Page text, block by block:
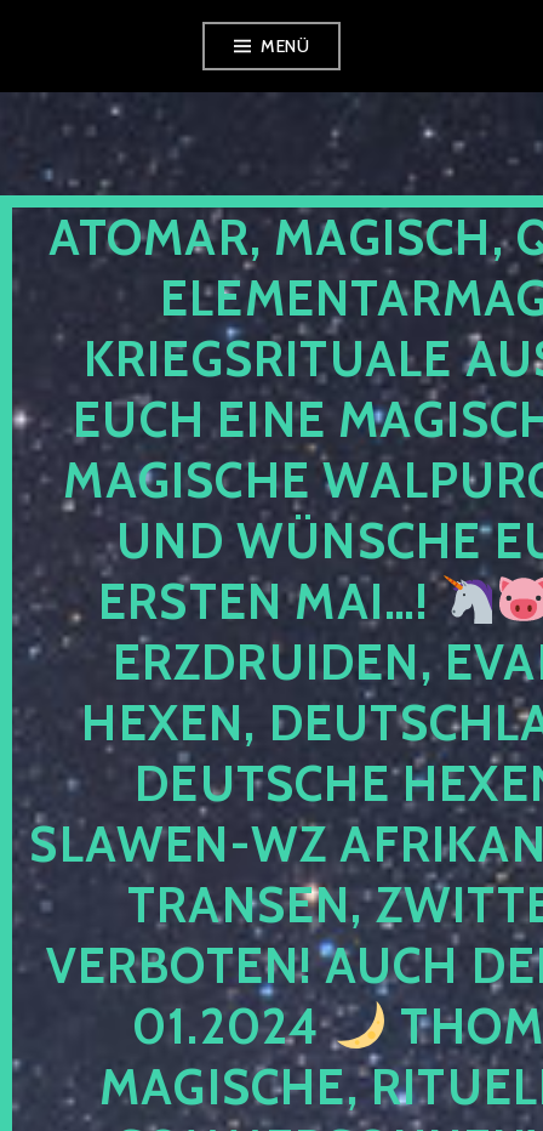
springen
MENÜ
ATOMAR, MAGISCH,
KRIEGSRITUALE
EUCH EINE
MAGISCHE
UND WÜNSCHE
ERSTEN MAI…!
ERZDRUIDEN,
HEXEN,
DEUTSCHE
SLAWEN-WZ
TRANSEN,
VERBOTEN! AUCH
01.2024
MAGISCHE,